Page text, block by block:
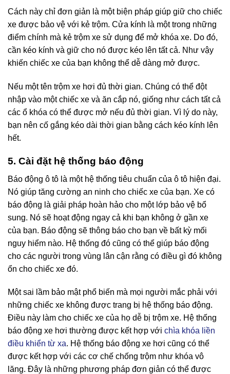
Cách này chỉ đơn giản là một biện pháp giúp giữ cho chiếc
xe được bảo vệ với kẻ trộm. Cửa kính là một trong những
điểm chính mà kẻ trộm xe sử dụng để mở khóa xe. Do đó,
cần kéo kính và giữ cho nó được kéo lên tất cả. Như vậy
khiến chiếc xe của bạn không thể dễ dàng mở được.
Nếu một tên trộm xe hơi đủ thời gian. Chúng có thể đột
nhập vào một chiếc xe và ăn cắp nó, giống như cách tất cả
các ổ khóa có thể được mở nếu đủ thời gian. Vì lý do này,
bạn nên cố gắng kéo dài thời gian bằng cách kéo kính lên
hết.
5. Cài đặt hệ thống báo động
Báo động ô tô là một hệ thống tiêu chuẩn của ô tô hiện đại.
Nó giúp tăng cường an ninh cho chiếc xe của bạn. Xe có
báo động là giải pháp hoàn hảo cho một lớp bảo vệ bổ
sung. Nó sẽ hoạt động ngay cả khi bạn không ở gần xe
của bạn. Báo động sẽ thông báo cho bạn về bất kỳ mối
nguy hiểm nào. Hệ thống đó cũng có thể giúp báo động
cho các người trong vùng lân cận rằng có điều gì đó không
ổn cho chiếc xe đó.
Một sai lầm bảo mật phổ biến mà mọi người mắc phải với
những chiếc xe không được trang bị hệ thống báo động.
Điều này làm cho chiếc xe của họ dễ bị trộm xe. Hệ thống
báo động xe hơi thường được kết hợp với chìa khóa liền
điều khiển từ xa. Hệ thống báo động xe hơi cũng có thể
được kết hợp với các cơ chế chống trộm như khóa vô
lăng. Đây là những phương pháp đơn giản có thể được